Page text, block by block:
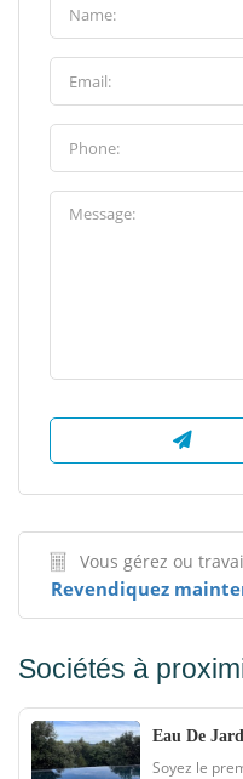
Vous gérez ou
Revendiquez
Sociétés à
Eau De
Soyez le